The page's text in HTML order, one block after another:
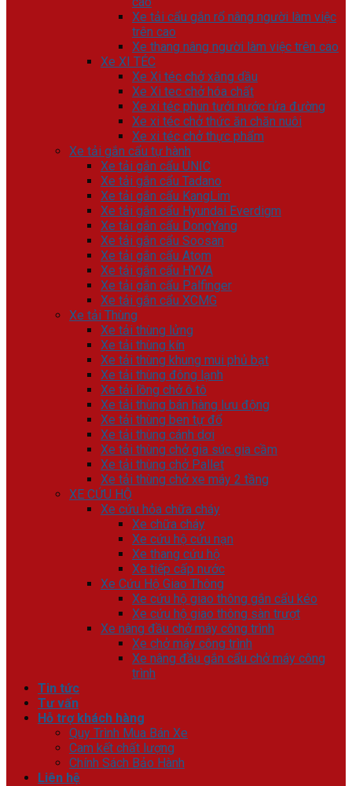
Xe tải cẩu gắn rổ nâng người làm việc
trên cao
Xe thang nâng người làm việc trên cao
Xe XI TÉC
Xe Xi téc chở xăng dầu
Xe Xi tec chở hóa chất
Xe xi téc phun tưới nước rửa đường
Xe xi téc chở thức ăn chăn nuôi
Xe xi téc chở thực phẩm
Xe tải gắn cẩu tự hành
Xe tải gắn cẩu UNIC
Xe tải gắn cẩu Tadano
Xe tải gắn cẩu KangLim
Xe tải gắn cẩu Hyundai Everdigm
Xe tải gắn cẩu DongYang
Xe tải gắn cẩu Soosan
Xe tải gắn cẩu Atom
Xe tải gắn cẩu HYVA
Xe tải gắn cẩu Palfinger
Xe tải gắn cẩu XCMG
Xe tải Thùng
Xe tải thùng lửng
Xe tải thùng kín
Xe tải thùng khung mui phủ bạt
Xe tải thùng đông lạnh
Xe tải lồng chở ô tô
Xe tải thùng bán hàng lưu động
Xe tải thùng ben tự đổ
Xe tải thùng cánh dơi
Xe tải thùng chở gia súc gia cầm
Xe tải thùng chở Pallet
Xe tải thùng chở xe máy 2 tầng
XE CỨU HỘ
Xe cứu hỏa chữa cháy
Xe chữa cháy
Xe cứu hộ cứu nạn
Xe thang cứu hộ
Xe tiếp cấp nước
Xe Cứu Hộ Giao Thông
Xe cứu hộ giao thông gắn cẩu kéo
Xe cứu hộ giao thông sàn trượt
Xe nâng đầu chở máy công trình
Xe chở máy công trình
Xe nâng đầu gắn cẩu chở máy công
trình
Tin tức
Tư vấn
Hỗ trợ khách hàng
Quy Trình Mua Bán Xe
Cam kết chất lượng
Chính Sách Bảo Hành
Liên hệ